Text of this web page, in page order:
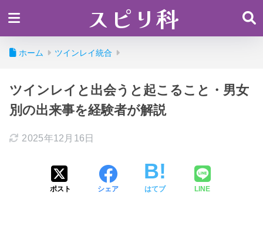
スピリ科
ホーム ツインレイ統合
ツインレイと出会うと起こること・男女
別の出来事を経験者が解説
2025年12月16日
ポスト シェア はてブ LINE